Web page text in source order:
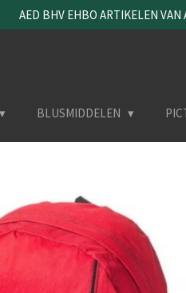
AED BHV EHBO ARTIKELEN
BLUSMIDDELEN